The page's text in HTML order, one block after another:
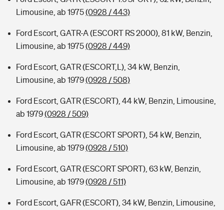
Limousine, ab 1975(0928 / 443)
Ford Escort, GATR-A (ESCORT RS 2000), 81 kW, Benzin,
Limousine, ab 1975(0928 / 449)
Ford Escort, GATR (ESCORT,L), 34 kW, Benzin,
Limousine, ab 1979(0928 / 508)
Ford Escort, GATR (ESCORT), 44 kW, Benzin, Limousine,
ab 1979(0928 / 509)
Ford Escort, GATR (ESCORT SPORT), 54 kW, Benzin,
Limousine, ab 1979(0928 / 510)
Ford Escort, GATR (ESCORT SPORT), 63 kW, Benzin,
Limousine, ab 1979(0928 / 511)
Ford Escort, GAFR (ESCORT), 34 kW, Benzin, Limousine,